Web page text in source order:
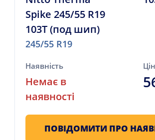
Spike 245/55 R19
103T (под шип)
245/55 R19
Наявність
Немає в
наявності
ПОВІДОМИТИ ПРО